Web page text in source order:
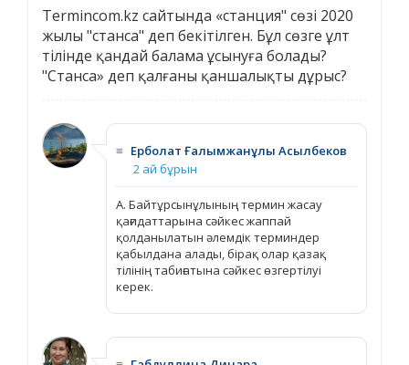
Termincom.kz сайтында «станция" сөзі 2020
жылы "станса" деп бекітілген. Бұл сөзге ұлт
тілінде қандай балама ұсынуға болады?
"Станса» деп қалғаны қаншалықты дұрыс?
≡ Ерболат Ғалымжанұлы Асылбеков
2 ай бұрын
А. Байтұрсынұлының термин жасау
қағидаттарына сәйкес жаппай
қолданылатын әлемдік терминдер
қабылдана алады, бірақ олар қазақ
тілінің табиғатына сәйкес өзгертілуі
керек.